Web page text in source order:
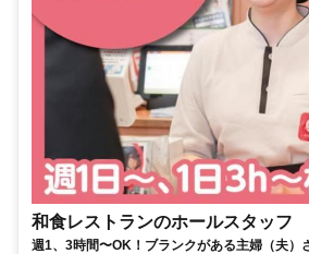
和食レストランのホールスタッフ
週1、3時間〜OK！ブランクがある主婦（夫）